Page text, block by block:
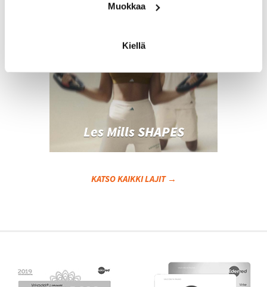
Muokkaa
Kiellä
Les Mills SHAPES
KATSO KAIKKI LAJIT →